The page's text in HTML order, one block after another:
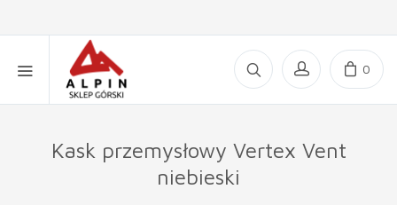
0
Kask przemysłowy Vertex Vent
niebieski